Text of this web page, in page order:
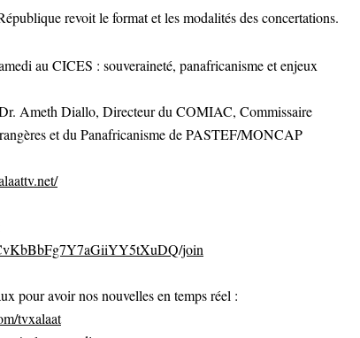
revoit le format et les modalités des concertations.
au CICES : souveraineté, panafricanisme et enjeux
Ameth Diallo, Directeur du COMIAC, Commissaire
et du Panafricanisme de PASTEF/MONCAP
join
pour avoir nos nouvelles en temps réel :
tvxalaat